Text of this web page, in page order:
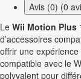
Avis (0) (0
Le Wii Motion Plus
d’accessoires
offrir une
compatible avec le
polyvalent pour